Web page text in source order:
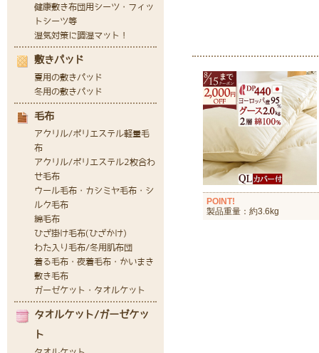
POINT!
製品重量：約3.6kg